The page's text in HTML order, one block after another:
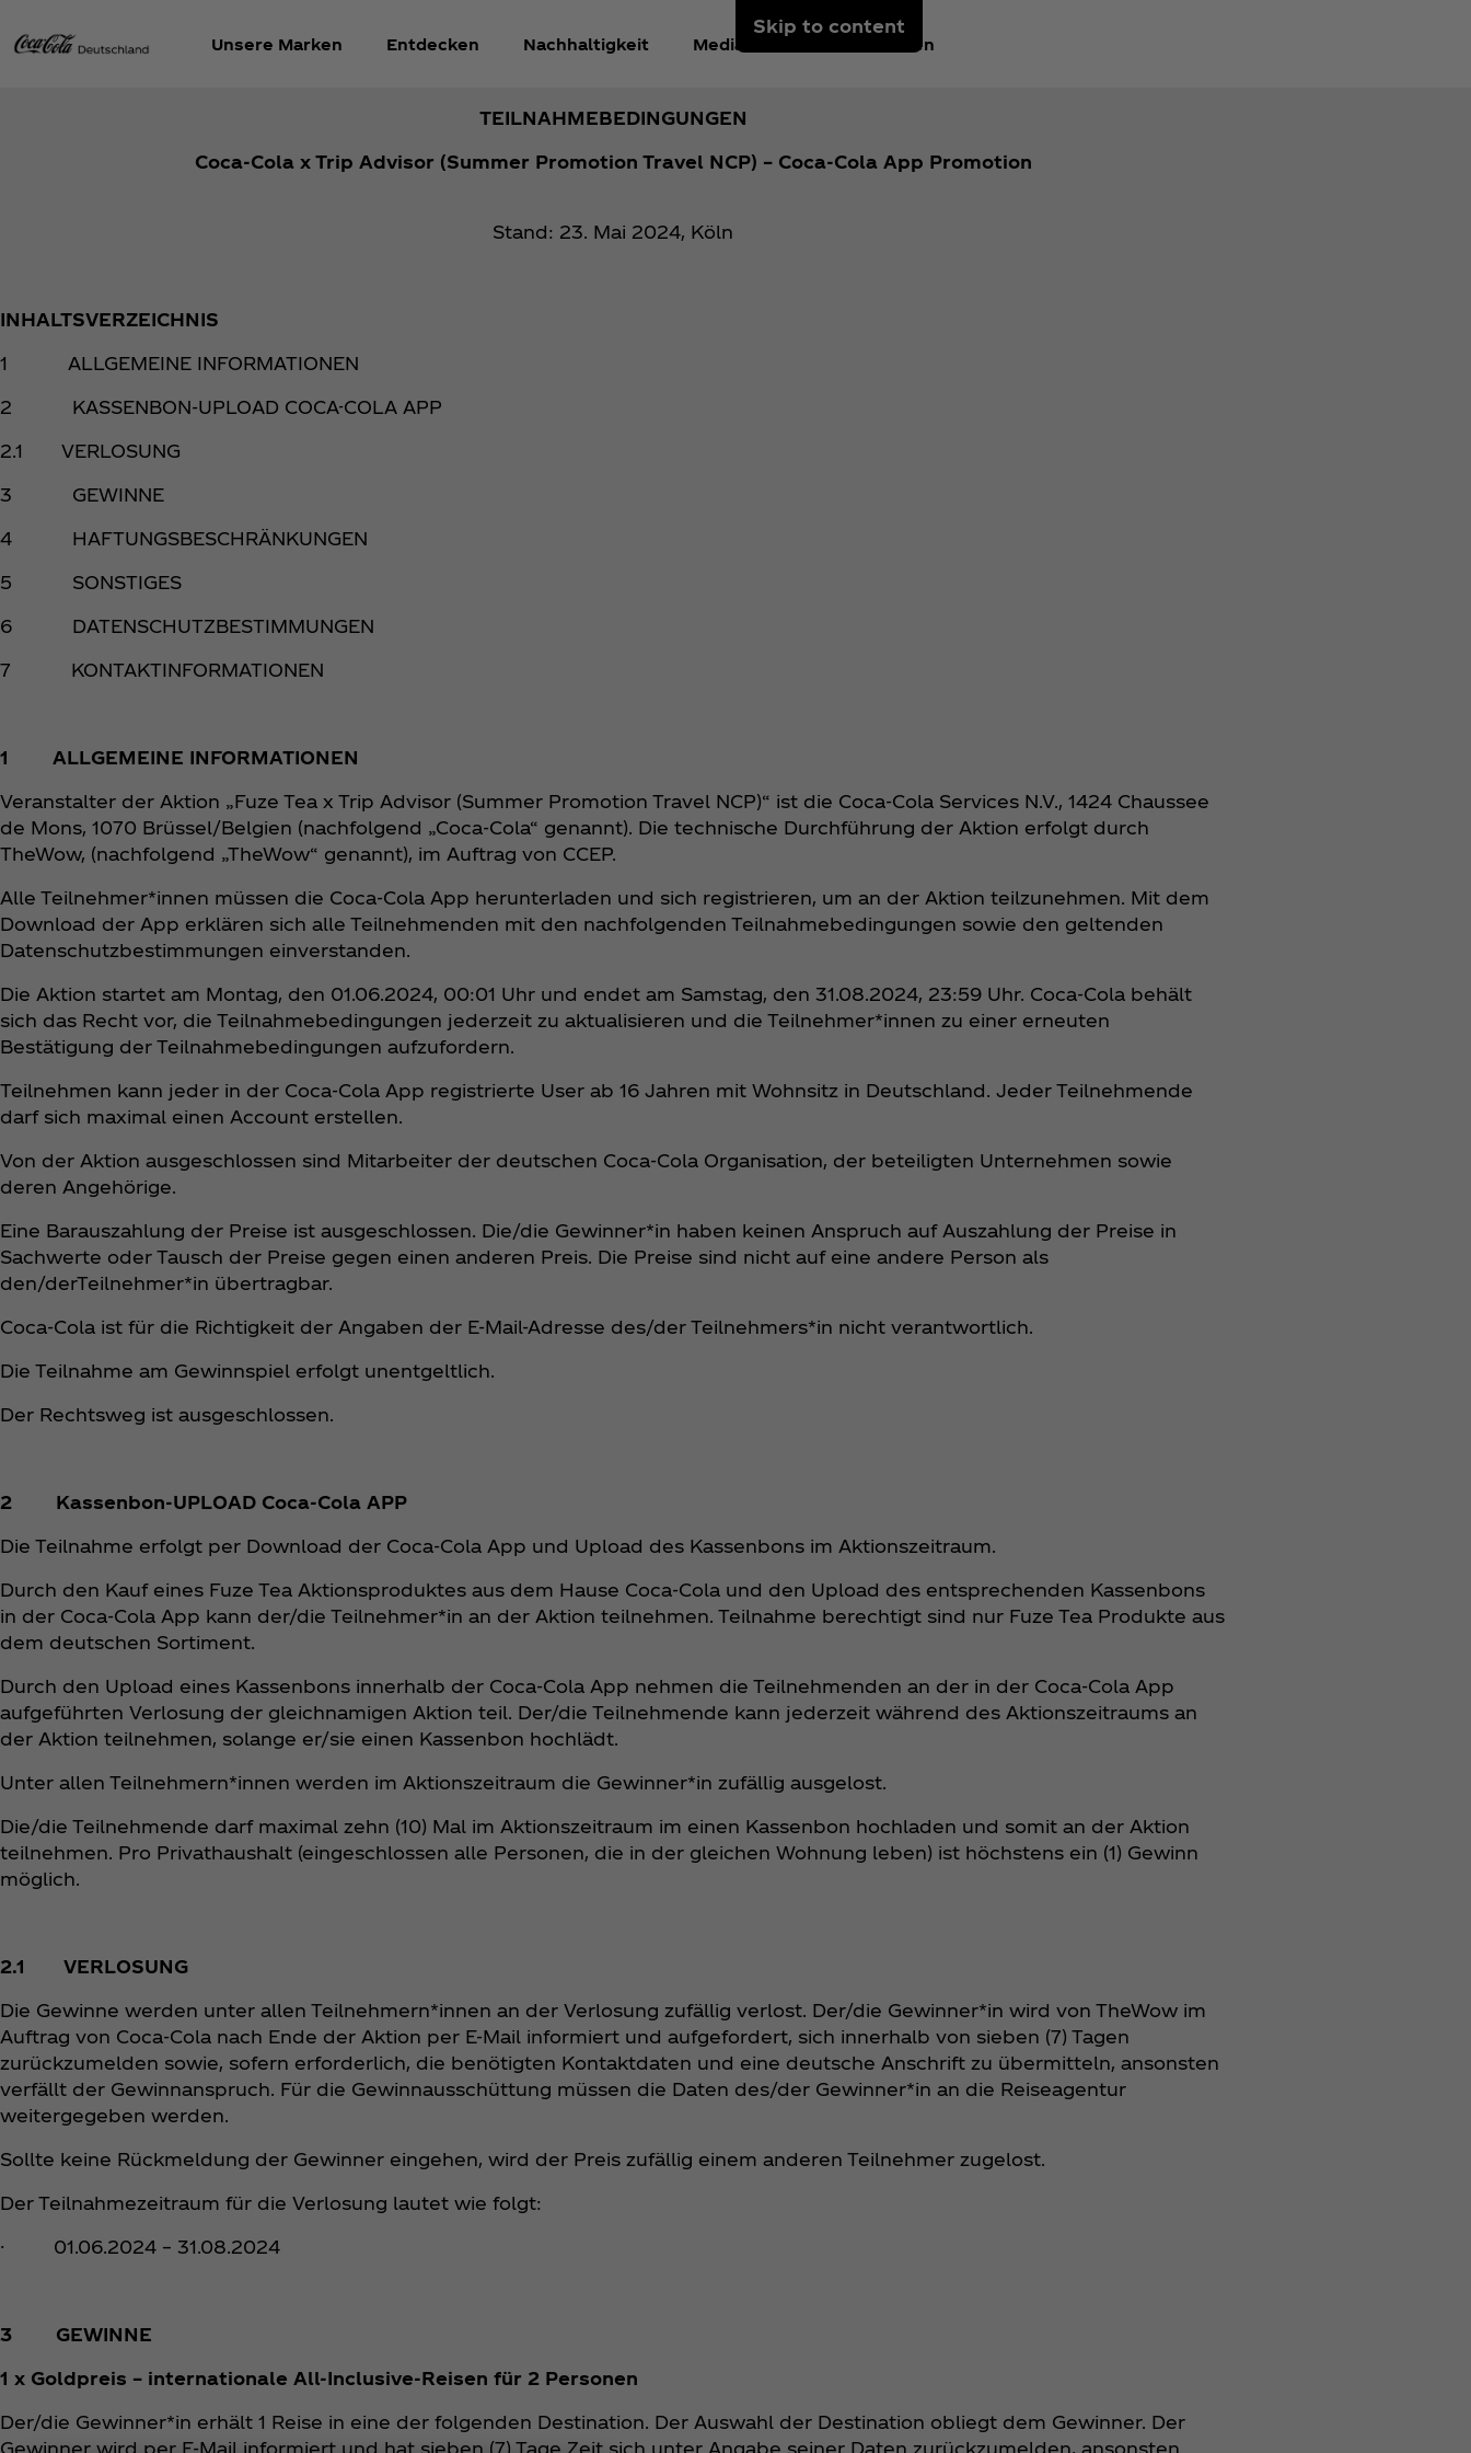
Skip to content
Unsere Marken Entdecken Nachhaltigkeit Mediacenter Anmelden
TEILNAHMEBEDINGUNGEN
Coca‑Cola x Trip Advisor (Summer Promotion Travel NCP) – Coca‑Cola App Promotion
Stand: 23. Mai 2024, Köln
INHALTSVERZEICHNIS
1 ALLGEMEINE INFORMATIONEN
2 KASSENBON-UPLOAD COCA-COLA APP
2.1 VERLOSUNG
3 GEWINNE
4 HAFTUNGSBESCHRÄNKUNGEN
5 SONSTIGES
6 DATENSCHUTZBESTIMMUNGEN
7 KONTAKTINFORMATIONEN
1 ALLGEMEINE INFORMATIONEN
Veranstalter der Aktion „Fuze Tea x Trip Advisor (Summer Promotion Travel NCP)“ ist die Coca‑Cola Services N.V., 1424 Chaussee
de Mons, 1070 Brüssel/Belgien (nachfolgend „Coca‑Cola“ genannt). Die technische Durchführung der Aktion erfolgt durch
TheWow, (nachfolgend „TheWow“ genannt), im Auftrag von CCEP.
Alle Teilnehmer*innen müssen die Coca‑Cola App herunterladen und sich registrieren, um an der Aktion teilzunehmen. Mit dem
Download der App erklären sich alle Teilnehmenden mit den nachfolgenden Teilnahmebedingungen sowie den geltenden
Datenschutzbestimmungen einverstanden.
Die Aktion startet am Montag, den 01.06.2024, 00:01 Uhr und endet am Samstag, den 31.08.2024, 23:59 Uhr. Coca‑Cola behält
sich das Recht vor, die Teilnahmebedingungen jederzeit zu aktualisieren und die Teilnehmer*innen zu einer erneuten
Bestätigung der Teilnahmebedingungen aufzufordern.
Teilnehmen kann jeder in der Coca‑Cola App registrierte User ab 16 Jahren mit Wohnsitz in Deutschland. Jeder Teilnehmende
darf sich maximal einen Account erstellen.
Von der Aktion ausgeschlossen sind Mitarbeiter der deutschen Coca‑Cola Organisation, der beteiligten Unternehmen sowie
deren Angehörige.
Eine Barauszahlung der Preise ist ausgeschlossen. Die/die Gewinner*in haben keinen Anspruch auf Auszahlung der Preise in
Sachwerte oder Tausch der Preise gegen einen anderen Preis. Die Preise sind nicht auf eine andere Person als
den/derTeilnehmer*in übertragbar.
Coca‑Cola ist für die Richtigkeit der Angaben der E-Mail-Adresse des/der Teilnehmers*in nicht verantwortlich.
Die Teilnahme am Gewinnspiel erfolgt unentgeltlich.
Der Rechtsweg ist ausgeschlossen.
2 Kassenbon-UPLOAD Coca‑Cola APP
Die Teilnahme erfolgt per Download der Coca‑Cola App und Upload des Kassenbons im Aktionszeitraum.
Durch den Kauf eines Fuze Tea Aktionsproduktes aus dem Hause Coca‑Cola und den Upload des entsprechenden Kassenbons
in der Coca‑Cola App kann der/die Teilnehmer*in an der Aktion teilnehmen. Teilnahme berechtigt sind nur Fuze Tea Produkte aus
dem deutschen Sortiment.
Durch den Upload eines Kassenbons innerhalb der Coca‑Cola App nehmen die Teilnehmenden an der in der Coca‑Cola App
aufgeführten Verlosung der gleichnamigen Aktion teil. Der/die Teilnehmende kann jederzeit während des Aktionszeitraums an
der Aktion teilnehmen, solange er/sie einen Kassenbon hochlädt.
Unter allen Teilnehmern*innen werden im Aktionszeitraum die Gewinner*in zufällig ausgelost.
Die/die Teilnehmende darf maximal zehn (10) Mal im Aktionszeitraum im einen Kassenbon hochladen und somit an der Aktion
teilnehmen. Pro Privathaushalt (eingeschlossen alle Personen, die in der gleichen Wohnung leben) ist höchstens ein (1) Gewinn
möglich.
2.1 VERLOSUNG
Die Gewinne werden unter allen Teilnehmern*innen an der Verlosung zufällig verlost. Der/die Gewinner*in wird von TheWow im
Auftrag von Coca‑Cola nach Ende der Aktion per E-Mail informiert und aufgefordert, sich innerhalb von sieben (7) Tagen
zurückzumelden sowie, sofern erforderlich, die benötigten Kontaktdaten und eine deutsche Anschrift zu übermitteln, ansonsten
verfällt der Gewinnanspruch. Für die Gewinnausschüttung müssen die Daten des/der Gewinner*in an die Reiseagentur
weitergegeben werden.
Sollte keine Rückmeldung der Gewinner eingehen, wird der Preis zufällig einem anderen Teilnehmer zugelost.
Der Teilnahmezeitraum für die Verlosung lautet wie folgt:
· 01.06.2024 – 31.08.2024
3 GEWINNE
1 x Goldpreis – internationale All-Inclusive-Reisen für 2 Personen
Der/die Gewinner*in erhält 1 Reise in eine der folgenden Destination. Der Auswahl der Destination obliegt dem Gewinner. Der
Gewinner wird per E-Mail informiert und hat sieben (7) Tage Zeit sich unter Angabe seiner Daten zurückzumelden, ansonsten